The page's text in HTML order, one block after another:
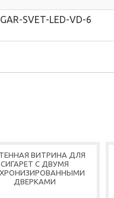
SVET-LED-VD-6
ВИТРИНА ДЛЯ
СИГАРЕТ С ДВУМЯ
ДВЕРКАМИ